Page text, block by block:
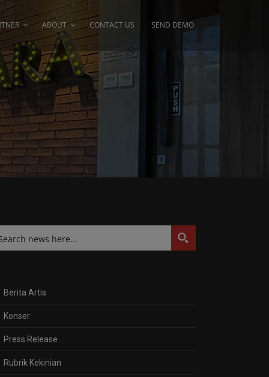
ABOUT CONTACT US SEND DEMO
Berita Artis
Konser
Press Release
Rubrik Kekinian